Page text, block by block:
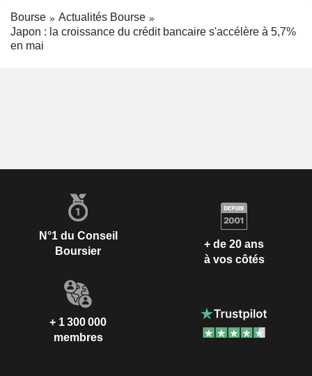
Bourse
Actualités Bourse
Japon : la croissance du crédit bancaire s'accélère à 5,7%
en mai
N°1 du Conseil
Boursier
+ de 20 ans
à vos côtés
+ 1 300 000
membres